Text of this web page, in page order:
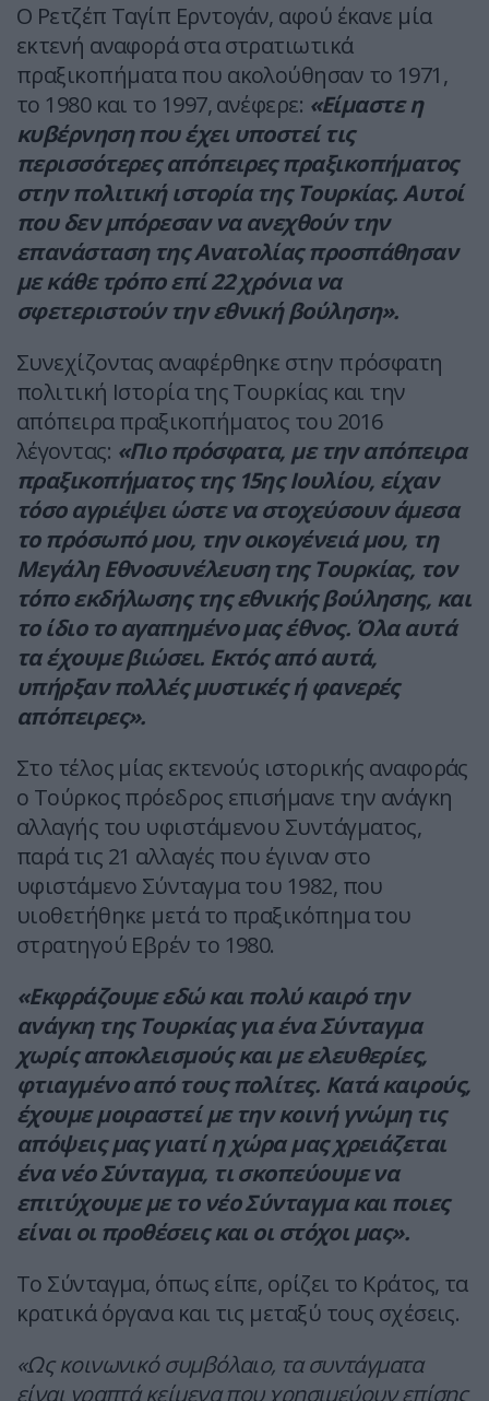
Ο Ρετζέπ Ταγίπ Ερντογάν, αφού έκανε μία
εκτενή αναφορά στα στρατιωτικά
πραξικοπήματα που ακολούθησαν το 1971,
το 1980 και το 1997, ανέφερε: «Είμαστε η
κυβέρνηση που έχει υποστεί τις
περισσότερες απόπειρες πραξικοπήματος
στην πολιτική ιστορία της Τουρκίας. Αυτοί
που δεν μπόρεσαν να ανεχθούν την
επανάσταση της Ανατολίας προσπάθησαν
με κάθε τρόπο επί 22 χρόνια να
σφετεριστούν την εθνική βούληση».
Συνεχίζοντας αναφέρθηκε στην πρόσφατη
πολιτική Ιστορία της Τουρκίας και την
απόπειρα πραξικοπήματος του 2016
λέγοντας: «Πιο πρόσφατα, με την απόπειρα
πραξικοπήματος της 15ης Ιουλίου, είχαν
τόσο αγριέψει ώστε να στοχεύσουν άμεσα
το πρόσωπό μου, την οικογένειά μου, τη
Μεγάλη Εθνοσυνέλευση της Τουρκίας, τον
τόπο εκδήλωσης της εθνικής βούλησης, και
το ίδιο το αγαπημένο μας έθνος. Όλα αυτά
τα έχουμε βιώσει. Εκτός από αυτά,
υπήρξαν πολλές μυστικές ή φανερές
απόπειρες».
Στο τέλος μίας εκτενούς ιστορικής αναφοράς
ο Τούρκος πρόεδρος επισήμανε την ανάγκη
αλλαγής του υφιστάμενου Συντάγματος,
παρά τις 21 αλλαγές που έγιναν στο
υφιστάμενο Σύνταγμα του 1982, που
υιοθετήθηκε μετά το πραξικόπημα του
στρατηγού Εβρέν το 1980.
«Εκφράζουμε εδώ και πολύ καιρό την
ανάγκη της Τουρκίας για ένα Σύνταγμα
χωρίς αποκλεισμούς και με ελευθερίες,
φτιαγμένο από τους πολίτες. Κατά καιρούς,
έχουμε μοιραστεί με την κοινή γνώμη τις
απόψεις μας γιατί η χώρα μας χρειάζεται
ένα νέο Σύνταγμα, τι σκοπεύουμε να
επιτύχουμε με το νέο Σύνταγμα και ποιες
είναι οι προθέσεις και οι στόχοι μας».
Το Σύνταγμα, όπως είπε, ορίζει το Κράτος, τα
κρατικά όργανα και τις μεταξύ τους σχέσεις.
«Ως κοινωνικό συμβόλαιο, τα συντάγματα
είναι γραπτά κείμενα που χρησιμεύουν επίσης